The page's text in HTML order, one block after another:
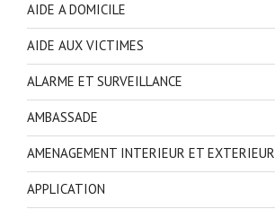
AIDE A DOMICILE
AIDE AUX VICTIMES
ALARME ET SURVEILLANCE
AMBASSADE
AMENAGEMENT INTERIEUR ET EXTERIEUR
APPLICATION